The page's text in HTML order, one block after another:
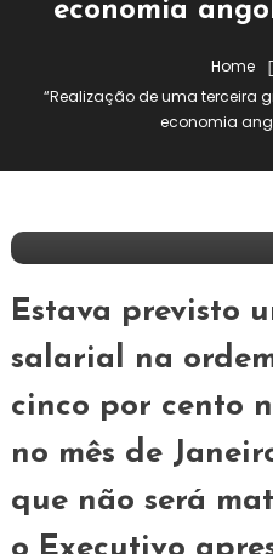
economia
Home
“Realização de uma terceira
economia
9 de Janeiro, 2025
Redação
Estava previsto
salarial na
cinco por cento
no mês de
que não será